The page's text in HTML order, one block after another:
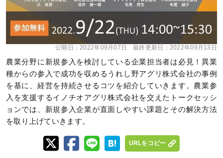
公開日：2022年09月07日 最終更新日： 2022年09月13日
農業分野に新規参入を検討している企業担当者は必見！異業
種からの参入で成功を収めるうれし野アグリ株式会社の事例
を基に、経営を持続させるコツを紹介していきます。農業参
入を支援するイノチオアグリ株式会社を交えたトークセッシ
ョンでは、新規参入企業が直面しやすい課題とその解決方法
を取り上げていきます。
URLをコピー